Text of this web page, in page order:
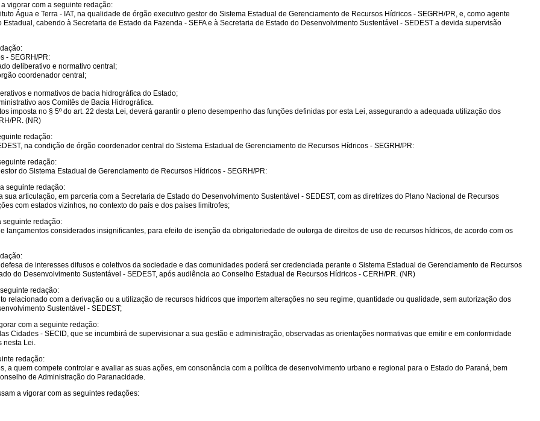
vigorar com a seguinte redação:
Água e Terra - IAT, na qualidade de órgão executivo gestor do Sistema Estadual de Gerenciamento de Recursos Hídricos - SEGRH/PR, e, como agente
cabendo à Secretaria de Estado da Fazenda - SEFA e à Secretaria de Estado do Desenvolvimento Sustentável - SEDEST a devida supervisão
- SEGRH/PR:
deliberativo e normativo central;
coordenador central;
e normativos de bacia hidrográfica do Estado;
aos Comitês de Bacia Hidrográfica.
imposta no § 5º do art. 22 desta Lei, deverá garantir o pleno desempenho das funções definidas por esta Lei, assegurando a adequada utilização dos
PR. (NR)
redação:
na condição de órgão coordenador central do Sistema Estadual de Gerenciamento de Recursos Hídricos - SEGRH/PR:
redação:
do Sistema Estadual de Gerenciamento de Recursos Hídricos - SEGRH/PR:
seguinte redação:
articulação, em parceria com a Secretaria de Estado do Desenvolvimento Sustentável - SEDEST, com as diretrizes do Plano Nacional de Recursos
com estados vizinhos, no contexto do país e dos países limítrofes;
seguinte redação:
lançamentos considerados insignificantes, para efeito de isenção da obrigatoriedade de outorga de direitos de uso de recursos hídricos, de acordo com os
de interesses difusos e coletivos da sociedade e das comunidades poderá ser credenciada perante o Sistema Estadual de Gerenciamento de Recursos
do Desenvolvimento Sustentável - SEDEST, após audiência ao Conselho Estadual de Recursos Hídricos - CERH/PR. (NR)
redação:
relacionado com a derivação ou a utilização de recursos hídricos que importem alterações no seu regime, quantidade ou qualidade, sem autorização dos
Sustentável - SEDEST;
com a seguinte redação:
Cidades - SECID, que se incumbirá de supervisionar a sua gestão e administração, observadas as orientações normativas que emitir e em conformidade
nesta Lei.
redação:
a quem compete controlar e avaliar as suas ações, em consonância com a política de desenvolvimento urbano e regional para o Estado do Paraná, bem
de Administração do Paranacidade.
a vigorar com as seguintes redações: